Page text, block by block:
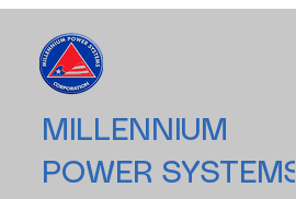
MILLENNIUM
POWER SYSTEMS